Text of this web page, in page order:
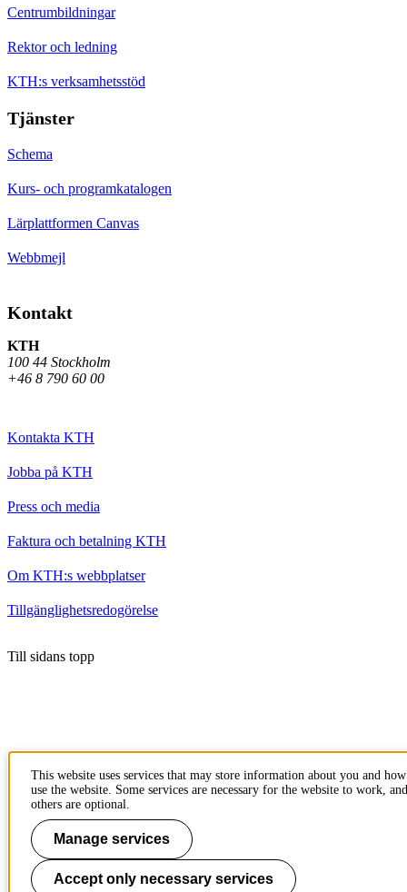
Centrumbildningar
Rektor och ledning
KTH:s verksamhetsstöd
Tjänster
Schema
Kurs- och programkatalogen
Lärplattformen Canvas
Webbmejl
Kontakt
KTH
100 44 Stockholm
+46 8 790 60 00
Kontakta KTH
Jobba på KTH
Press och media
Faktura och betalning KTH
Om KTH:s webbplatser
Tillgänglighetsredogörelse
Till sidans topp
This website uses services that may store information about you and
use the website. Some services are necessary for the website to work, and
others are optional.
Manage services
Accept only necessary services